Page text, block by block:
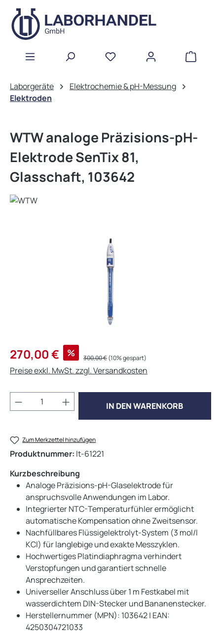
Zum Hauptinhalt springen
Laborgeräte
Elektrochemie & pH-Messung
Elektroden
WTW analoge Präzisions-pH-
Elektrode SenTix 81,
Glasschaft, 103642
Verkaufspreis:
270,00 € % Regulärer Preis:
300,00 €(10% gespart)
Preise exkl. MwSt. zzgl. Versandkosten
Produkt Anzahl: Gib den gewünschten
IN DEN WARENKORB
Zum Merkzettel hinzufügen
Produktnummer: lt-61221
Kurzbeschreibung
Analoge Präzisions-pH-Glaselektrode für
anspruchsvolle Anwendungen im Labor.
Integrierter NTC-Temperaturfühler ermöglicht
automatische Kompensation ohne Zweitsensor.
Nachfüllbares Flüssigelektrolyt-System (3 mol/l
KCl) für langlebige und exakte Messzyklen.
Hochwertiges Platindiaphragma verhindert
Verstopfungen und garantiert schnelle
Ansprechzeiten.
Universeller Anschluss über 1 m Festkabel mit
wasserdichtem DIN-Stecker und Bananenstecker.
Herstellernummer (MPN): 103642 | EAN:
4250304721033